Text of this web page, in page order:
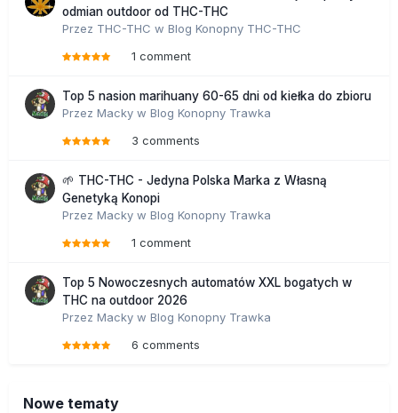
odmian outdoor od THC-THC
Przez THC-THC w Blog Konopny THC-THC
1 comment
Top 5 nasion marihuany 60-65 dni od kiełka do zbioru
Przez Macky w Blog Konopny Trawka
3 comments
🌱 THC-THC - Jedyna Polska Marka z Własną
Genetyką Konopi
Przez Macky w Blog Konopny Trawka
1 comment
Top 5 Nowoczesnych automatów XXL bogatych w
THC na outdoor 2026
Przez Macky w Blog Konopny Trawka
6 comments
Nowe tematy